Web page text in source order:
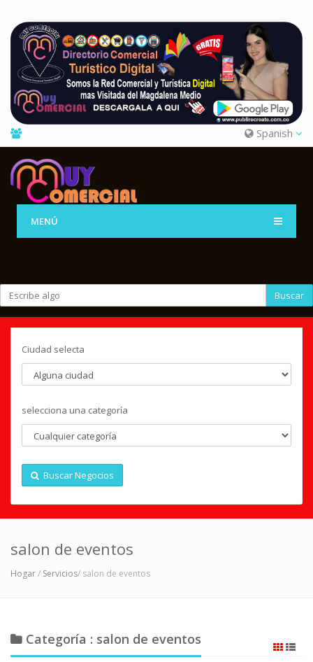
Spanish
MENÚ
Buscar
Ciudad selecta
selecciona una categoría
Buscar Negocios
salon de eventos
Hogar/ Servicios/ salon de eventos
Categoría : salon de eventos